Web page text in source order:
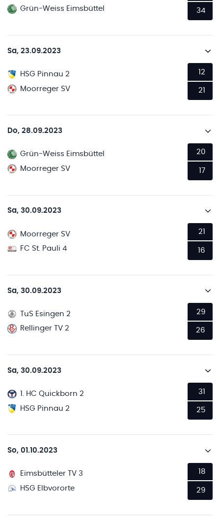
Grün-Weiss Eimsbüttel
34
Sa, 23.09.2023
HSG Pinnau 2
Moorreger SV
12
21
Do, 28.09.2023
Grün-Weiss Eimsbüttel
Moorreger SV
20
17
Sa, 30.09.2023
Moorreger SV
FC St. Pauli 4
21
16
Sa, 30.09.2023
TuS Esingen 2
Rellinger TV 2
29
26
Sa, 30.09.2023
1. HC Quickborn 2
HSG Pinnau 2
31
25
So, 01.10.2023
Eimsbütteler TV 3
HSG Elbvororte
18
29